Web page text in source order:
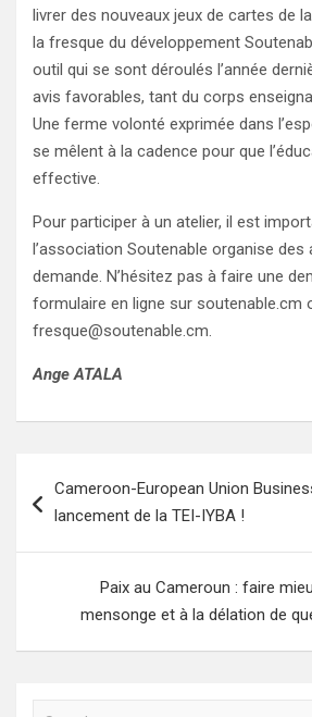
livrer des nouveaux jeux de cartes de
la fresque du développement
outil qui se sont déroulés l’année
avis favorables, tant du corps
Une ferme volonté exprimée dans
se mêlent à la cadence pour que
effective.
Pour participer à un atelier, il est
l’association Soutenable organise des
demande. N’hésitez pas à faire une
formulaire en ligne sur soutenable.cm
fresque@soutenable.cm.
Ange ATALA
de
Cameroon-European Union
lancement de la TEI-IYBA !
Paix au Cameroun : faire
mensonge et à la délation de